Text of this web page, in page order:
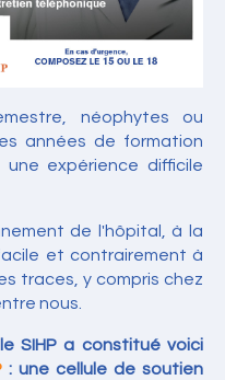
néophytes ou
années de formation
expérience difficile
de l'hôpital, à la
et contrairement à
traces, y compris chez
nous.
SIHP a constitué voici
: une cellule de soutien